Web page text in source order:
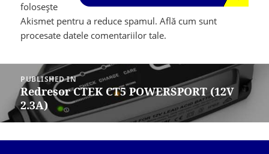
folosește
Akismet pentru a reduce spamul.Află cum sunt
procesate datele comentariilor tale.
Navigare
articole
PUBLISHED IN
Redresor CTEK CT5 POWERSPORT (12V
2.3A)